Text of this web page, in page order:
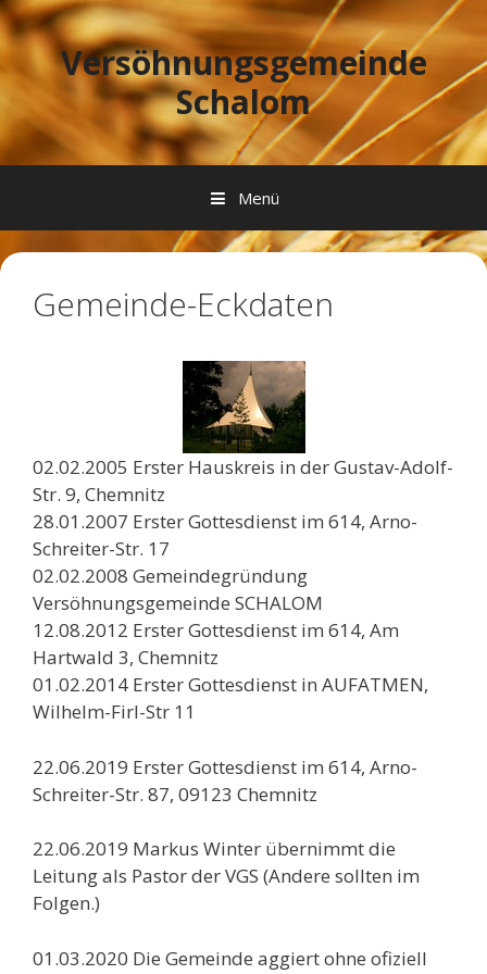
Springe zum Inhalt
Versöhnungsgemeinde
Schalom
Menü
Gemeinde-Eckdaten
02.02.2005 Erster Hauskreis in der Gustav-Adolf-
Str. 9, Chemnitz
28.01.2007 Erster Gottesdienst im 614, Arno-
Schreiter-Str. 17
02.02.2008 Gemeindegründung
Versöhnungsgemeinde SCHALOM
12.08.2012 Erster Gottesdienst im 614, Am
Hartwald 3, Chemnitz
01.02.2014 Erster Gottesdienst in AUFATMEN,
Wilhelm-Firl-Str 11
22.06.2019 Erster Gottesdienst im 614, Arno-
Schreiter-Str. 87, 09123 Chemnitz
22.06.2019 Markus Winter übernimmt die
Leitung als Pastor der VGS (Andere sollten im
Folgen.)
01.03.2020 Die Gemeinde aggiert ohne ofiziell